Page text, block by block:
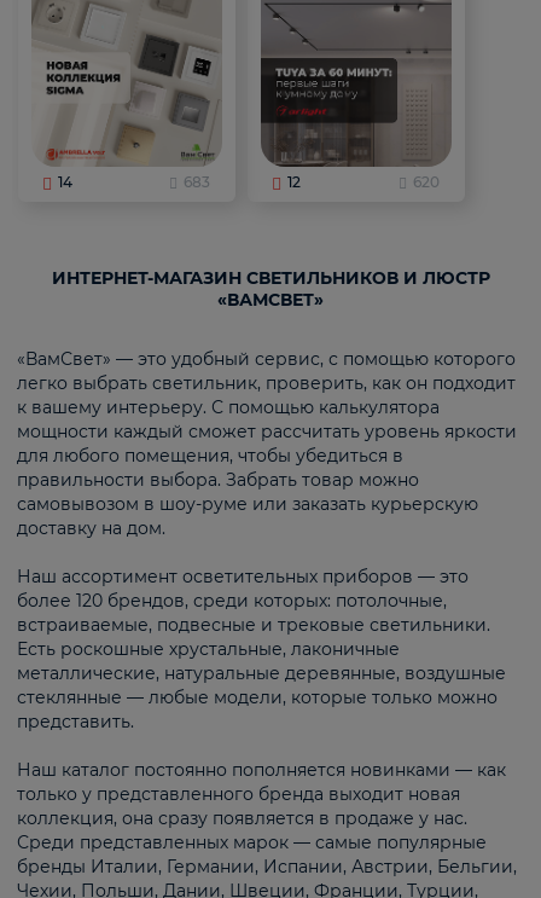
14 683 12 620
ИНТЕРНЕТ-МАГАЗИН СВЕТИЛЬНИКОВ И ЛЮСТР
«ВАМСВЕТ»
«ВамСвет» — это удобный сервис, с помощью которого
легко выбрать светильник, проверить, как он подходит
к вашему интерьеру. С помощью калькулятора
мощности каждый сможет рассчитать уровень яркости
для любого помещения, чтобы убедиться в
правильности выбора. Забрать товар можно
самовывозом в шоу-руме или заказать курьерскую
доставку на дом.
Наш ассортимент осветительных приборов — это
более 120 брендов, среди которых: потолочные,
встраиваемые, подвесные и трековые светильники.
Есть роскошные хрустальные, лаконичные
металлические, натуральные деревянные, воздушные
стеклянные — любые модели, которые только можно
представить.
Наш каталог постоянно пополняется новинками — как
только у представленного бренда выходит новая
коллекция, она сразу появляется в продаже у нас.
Среди представленных марок — самые популярные
бренды Италии, Германии, Испании, Австрии, Бельгии,
Чехии, Польши, Дании, Швеции, Франции, Турции,